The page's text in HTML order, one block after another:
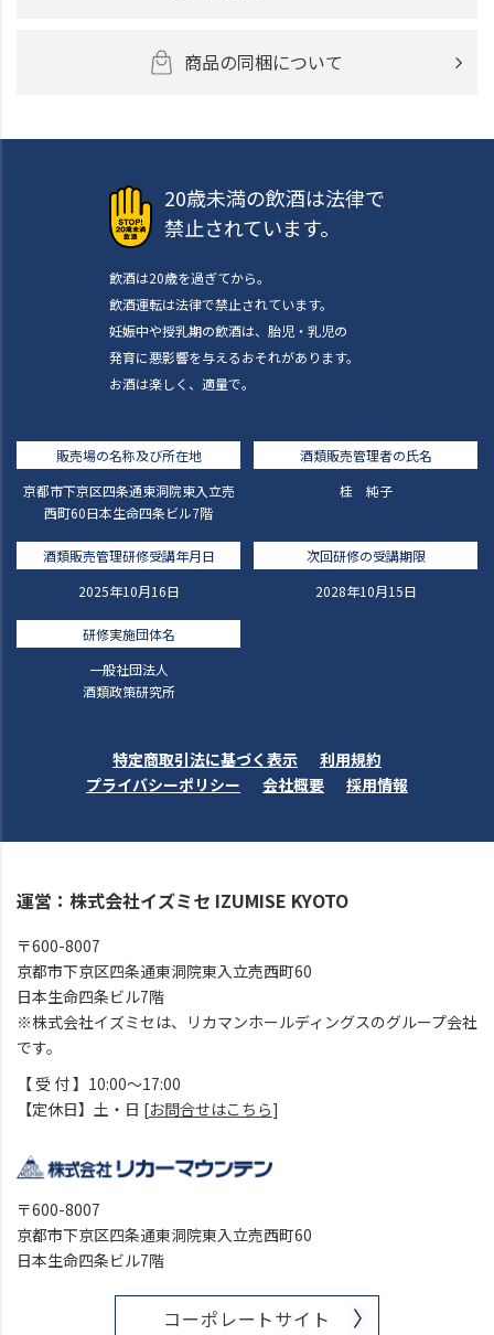
商品の同梱について
20歳未満の飲酒は法律で
禁止されています。
飲酒は20歳を過ぎてから。
飲酒運転は法律で禁止されています。
妊娠中や授乳期の飲酒は、胎児・乳児の
発育に悪影響を与えるおそれがあります。
お酒は楽しく、適量で。
販売場の名称及び所在地
京都市下京区四条通東洞院東入立売
西町60日本生命四条ビル7階
酒類販売管理者の氏名
桂 純子
酒類販売管理研修受講年月日
2025年10月16日
次回研修の受講期限
2028年10月15日
研修実施団体名
一般社団法人
酒類政策研究所
特定商取引法に基づく表示
利用規約
プライバシーポリシー
会社概要 採用情報
運営：株式会社イズミセ IZUMISE KYOTO
〒600-8007
京都市下京区四条通東洞院東入立売西町60
日本生命四条ビル7階
※株式会社イズミセは、リカマンホールディングスのグループ会社
です。
【 受 付 】10:00～17:00
【定休日】土・日 [お問合せはこちら]
〒600-8007
京都市下京区四条通東洞院東入立売西町60
日本生命四条ビル7階
コーポレートサイト